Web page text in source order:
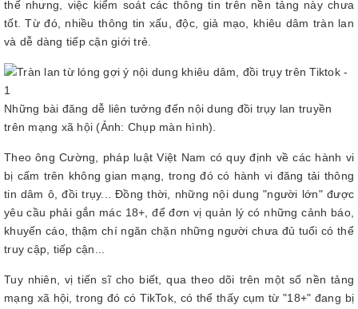
thế nhưng, việc kiểm soát các thông tin trên nền tảng này chưa
tốt. Từ đó, nhiều thông tin xấu, độc, giả mạo, khiêu dâm tràn lan
và dễ dàng tiếp cận giới trẻ.
Những bài đăng dễ liên tưởng đến nội dung đồi trụy lan truyền
trên mạng xã hội (Ảnh: Chụp màn hình).
Theo ông Cường, pháp luật Việt Nam có quy định về các hành vi
bị cấm trên không gian mạng, trong đó có hành vi đăng tải thông
tin dâm ô, đồi trụy... Đồng thời, những nội dung "người lớn" được
yêu cầu phải gắn mác 18+, để đơn vị quản lý có những cảnh báo,
khuyến cáo, thậm chí ngăn chặn những người chưa đủ tuổi có thể
truy cập, tiếp cận...
Tuy nhiên, vị tiến sĩ cho biết, qua theo dõi trên một số nền tảng
mạng xã hội, trong đó có TikTok, có thể thấy cụm từ "18+" đang bị